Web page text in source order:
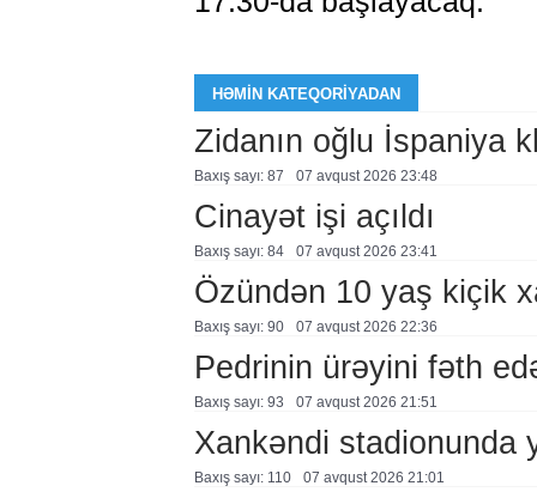
HƏMIN KATEQORIYADAN
Zidanın oğlu İspaniya
Baxış sayı: 87 07 avqust 2026 23:48
Cinayət işi açıldı
Baxış sayı: 84 07 avqust 2026 23:41
Özündən 10 yaş kiçik
Baxış sayı: 90 07 avqust 2026 22:36
Pedrinin ürəyini fəth
Baxış sayı: 93 07 avqust 2026 21:51
Xankəndi stadionunda
Baxış sayı: 110 07 avqust 2026 21:01